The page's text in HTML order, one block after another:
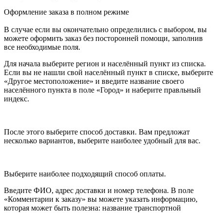
Оформление заказа в полном режиме
В случае если вы окончательно определились с выбором, вы
можете оформить заказ без посторонней помощи, заполнив
все необходимые поля.
Для начала выберите регион и населённый пункт из списка.
Если вы не нашли свой населённый пункт в списке, выберите
«Другое местоположение» и введите название своего
населённого пункта в поле «Город» и наберите правльный
индекс.
После этого выберите способ доставки. Вам предложат
несколько вариантов, выберите наиболее удобный для вас.
Выберите наиболее подходящий способ оплаты.
Введите ФИО, адрес доставки и номер телефона. В поле
«Комментарии к заказу» вы можете указать информацию,
которая может быть полезна: название транспортной